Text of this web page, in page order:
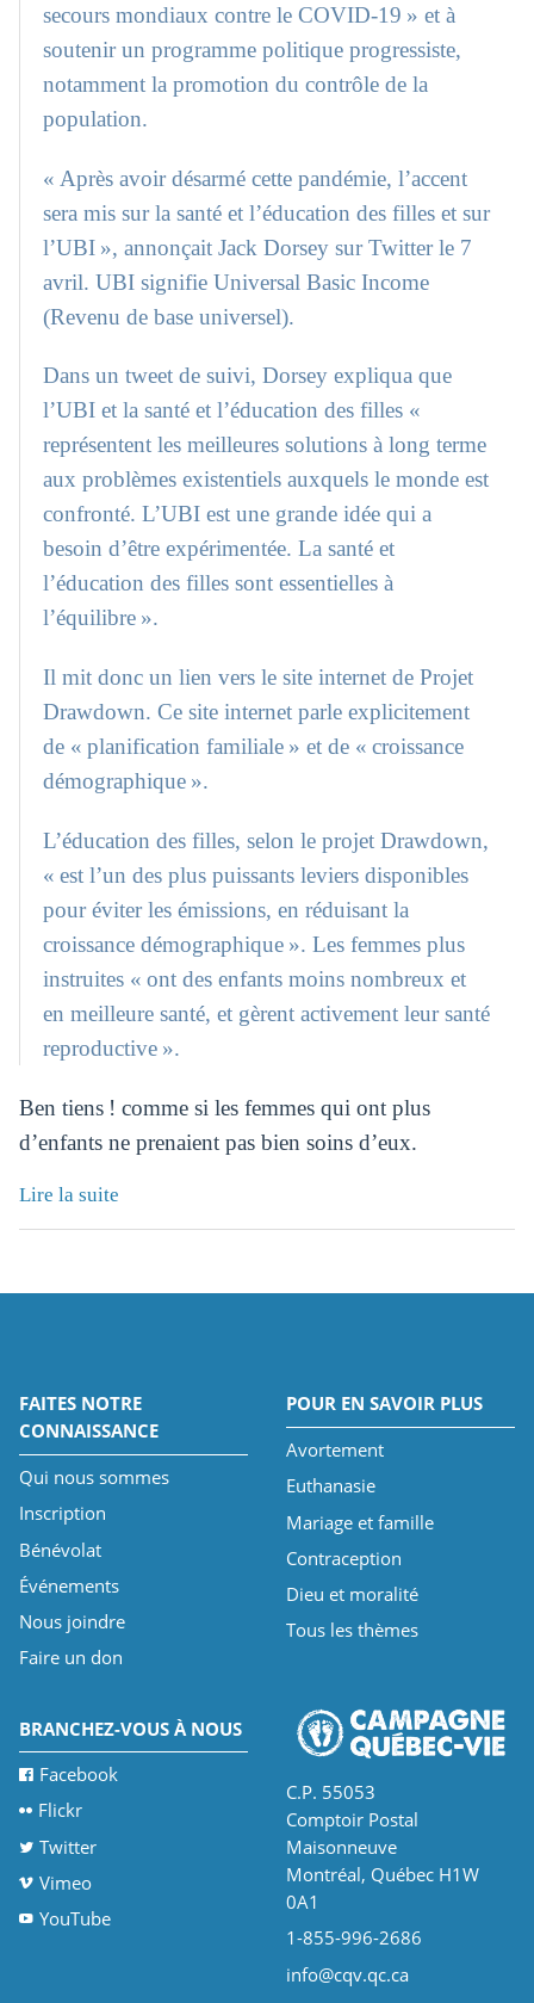
secours mondiaux contre le COVID-19 » et à
soutenir un programme politique progressiste,
notamment la promotion du contrôle de la
population.
« Après avoir désarmé cette pandémie, l’accent
sera mis sur la santé et l’éducation des filles et sur
l’UBI », annonçait Jack Dorsey sur Twitter le 7
avril. UBI signifie Universal Basic Income
(Revenu de base universel).
Dans un tweet de suivi, Dorsey expliqua que
l’UBI et la santé et l’éducation des filles «
représentent les meilleures solutions à long terme
aux problèmes existentiels auxquels le monde est
confronté. L’UBI est une grande idée qui a
besoin d’être expérimentée. La santé et
l’éducation des filles sont essentielles à
l’équilibre ».
Il mit donc un lien vers le site internet de Projet
Drawdown. Ce site internet parle explicitement
de « planification familiale » et de « croissance
démographique ».
L’éducation des filles, selon le projet Drawdown,
« est l’un des plus puissants leviers disponibles
pour éviter les émissions, en réduisant la
croissance démographique ». Les femmes plus
instruites « ont des enfants moins nombreux et
en meilleure santé, et gèrent activement leur santé
reproductive ».
Ben tiens ! comme si les femmes qui ont plus
d’enfants ne prenaient pas bien soins d’eux.
Lire la suite
FAITES NOTRE
CONNAISSANCE
Qui nous sommes
Inscription
Bénévolat
Événements
Nous joindre
Faire un don
POUR EN SAVOIR PLUS
Avortement
Euthanasie
Mariage et famille
Contraception
Dieu et moralité
Tous les thèmes
BRANCHEZ-VOUS À NOUS
Facebook
Flickr
Twitter
Vimeo
YouTube
C.P. 55053
Comptoir Postal
Maisonneuve
Montréal, Québec H1W
0A1
1-855-996-2686
info@cqv.qc.ca